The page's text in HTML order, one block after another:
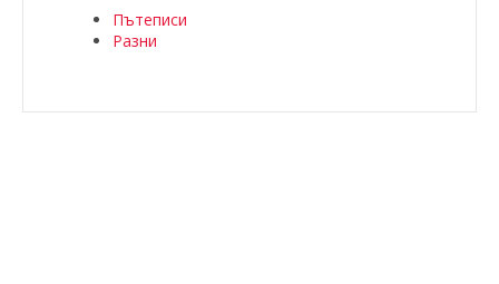
Пътеписи
Разни